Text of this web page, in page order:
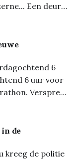
Een deur
en er
om accu-
ter
over
en
6
6 uur voor
Verspreid
24 uur lang
onbemande
dat moet u
in de
kreeg de politie